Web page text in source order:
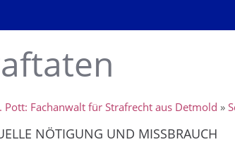
Pott: Fachanwalt für Strafrecht aus Detmold »
NÖTIGUNG UND MISSBRAUCH